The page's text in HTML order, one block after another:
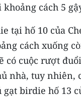
cách 5
tại hố 10 của
cách xuống
có cuộc rượt
nhà, tuy nhiên,
gạt birdie hố 13